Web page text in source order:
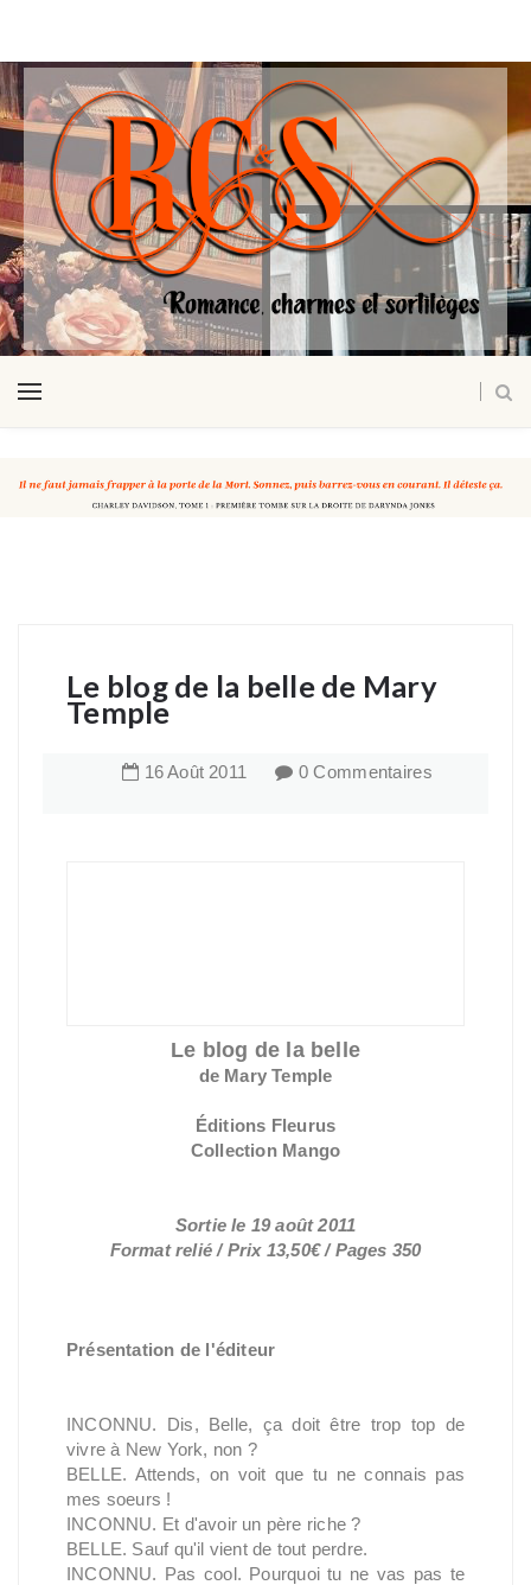
Le blog de la belle de Mary
Temple
16Août 2011 0 Commentaires
Le blog de la belle
de Mary Temple
Éditions Fleurus
Collection Mango
Sortie le 19 août 2011
Format relié / Prix 13,50€ / Pages 350
Présentation de l'éditeur
INCONNU. Dis, Belle, ça doit être trop top de
vivre à New York, non ?
BELLE. Attends, on voit que tu ne connais pas
mes soeurs !
INCONNU. Et d'avoir un père riche ?
BELLE. Sauf qu'il vient de tout perdre.
INCONNU. Pas cool. Pourquoi tu ne vas pas te